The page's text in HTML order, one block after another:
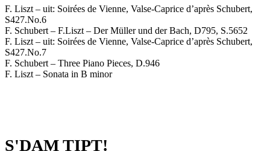
F. Liszt – uit: Soirées de Vienne, Valse-Caprice d’après Schubert,
S427.No.6
F. Schubert – F.Liszt – Der Müller und der Bach, D795, S.5652
F. Liszt – uit: Soirées de Vienne, Valse-Caprice d’après Schubert,
S427.No.7
F. Schubert – Three Piano Pieces, D.946
F. Liszt – Sonata in B minor
S'DAM TIPT!